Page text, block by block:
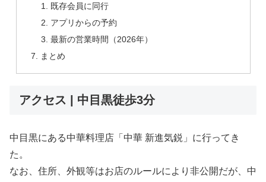
既存会員に同行
アプリからの予約
最新の営業時間（2026年）
まとめ
アクセス | 中目黒徒歩3分
中目黒にある中華料理店「中華 新進気鋭」に行ってき
た。
なお、住所、外観等はお店のルールにより非公開だが、中